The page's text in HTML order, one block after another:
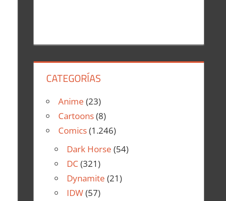
CATEGORÍAS
Anime (23)
Cartoons(8)
Comics(1.246)
Dark Horse (54)
DC (321)
Dynamite (21)
IDW(57)